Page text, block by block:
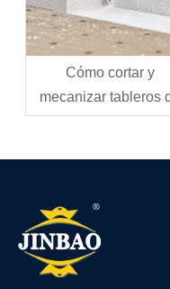
Cómo cortar y
mecanizar tableros
espuma de PVC: